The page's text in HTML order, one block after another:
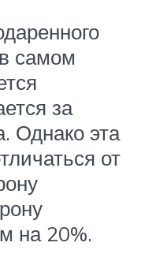
самом
за
Однако эта
от
на 20%.